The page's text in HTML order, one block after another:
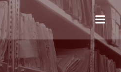
Aller
au
contenu